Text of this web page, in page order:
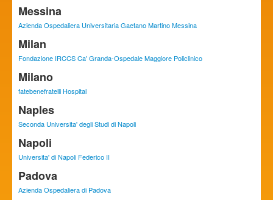
Messina
Azienda Ospedaliera Universitaria Gaetano Martino Messina
Milan
Fondazione IRCCS Ca' Granda-Ospedale Maggiore Policlinico
Milano
fatebenefratelli Hospital
Naples
Seconda Universita' degli Studi di Napoli
Napoli
Universita' di Napoli Federico II
Padova
Azienda Ospedaliera di Padova